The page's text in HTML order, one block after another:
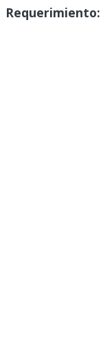
Requerimiento: